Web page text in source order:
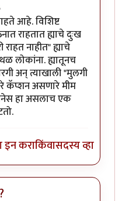
आहेbyअहिरावण
आहे. विशिष्ट
राहतात ह्याचे दुःख
नाहीत" ह्याचे
लोकांना. ह्यातूनच
अन् त्याखाली "मुलगी
कॅप्शन असणारे मीम
हा असलाच एक
इन कराकिंवासदस्य व्हा